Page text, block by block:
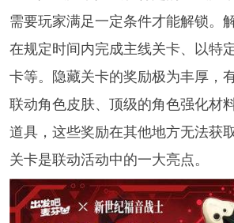
需要玩家满足一定条件才能解锁。
在规定时间内完成主线关卡、以特
卡等。隐藏关卡的奖励极为丰厚，
联动角色皮肤、顶级的角色强化材
道具，这些奖励在其他地方无法获
关卡是联动活动中的一大亮点。​